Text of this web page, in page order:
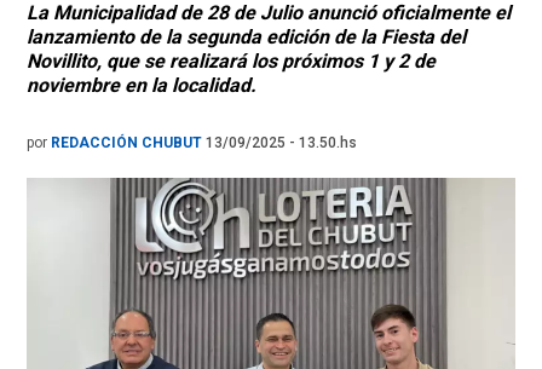
La Municipalidad de 28 de Julio anunció oficialmente el
lanzamiento de la segunda edición de la Fiesta del
Novillito, que se realizará los próximos 1 y 2 de
noviembre en la localidad.
por REDACCIÓN CHUBUT 13/09/2025 - 13.50.hs